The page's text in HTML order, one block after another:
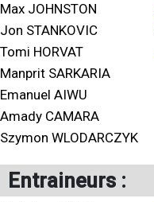
Max JOHNSTON
Jon STANKOVIC
Tomi HORVAT
Manprit SARKARIA
Emanuel AIWU
Amady CAMARA
Szymon WLODARCZYK
Entraineurs :